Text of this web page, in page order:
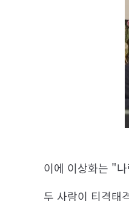
이에 이상화는 "
두 사람이 티격태